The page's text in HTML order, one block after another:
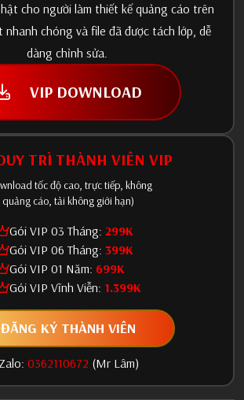
cho người làm thiết kế quảng cáo trên
nhanh chóng và file đã được tách lớp, dễ
dàng chỉnh sửa.
VIP DOWNLOAD
TRÌ THÀNH VIÊN VIP
tốc độ cao, trực tiếp, không
quảng cáo, tải không giới hạn)
Gói VIP 03 Tháng: 299K
Gói VIP 06 Tháng: 399K
Gói VIP 01 Năm: 699K
Gói VIP Vĩnh Viễn: 1.399K
ĐĂNG KÝ THÀNH VIÊN
Zalo: 0362110672 (Mr Lâm)